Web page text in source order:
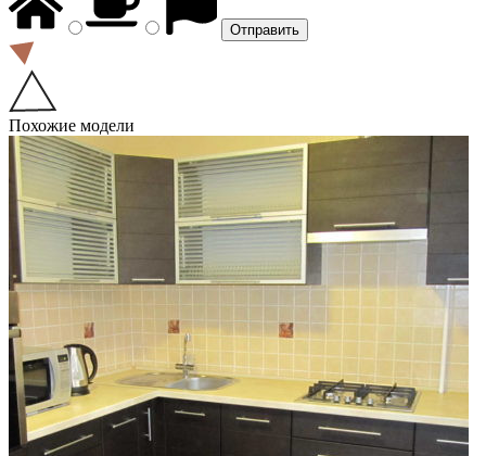
Похожие модели